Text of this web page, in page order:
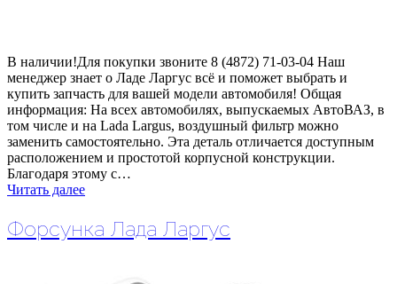
В наличии!Для покупки звоните 8 (4872) 71-03-04 Наш
менеджер знает о Ладе Ларгус всё и поможет выбрать и
купить запчасть для вашей модели автомобиля! Общая
информация: На всех автомобилях, выпускаемых АвтоВАЗ, в
том числе и на Lada Largus, воздушный фильтр можно
заменить самостоятельно. Эта деталь отличается доступным
расположением и простотой корпусной конструкции.
Благодаря этому с…
Читать далее
Форсунка Лада Ларгус